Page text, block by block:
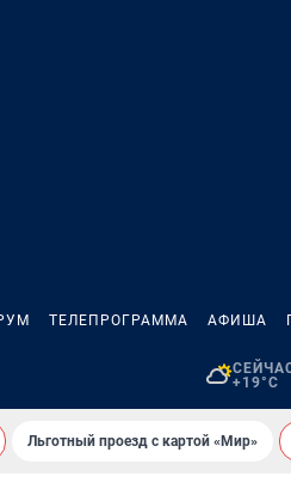
ТЕЛЕПРОГРАММА АФИША
+19°C
Льготный проезд с картой «Мир»